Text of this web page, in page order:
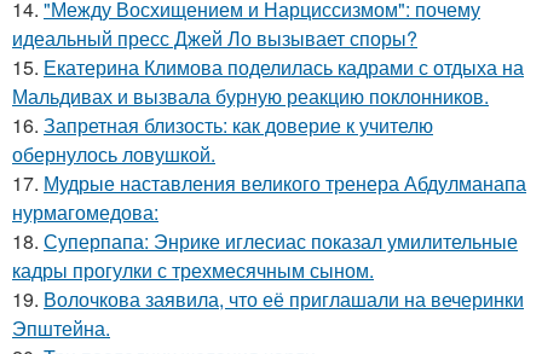
14. "Между Восхищением и Нарциссизмом": почему
идеальный пресс Джей Ло вызывает споры?
15. Екатерина Климова поделилась кадрами с отдыха на
Мальдивах и вызвала бурную реакцию поклонников.
16. Запретная близость: как доверие к учителю
обернулось ловушкой.
17. Мудрые наставления великого тренера Абдулманапа
нурмагомедова:
18. Суперпапа: Энрике иглесиас показал умилительные
кадры прогулки с трехмесячным сыном.
19. Волочкова заявила, что её приглашали на вечеринки
Эпштейна.